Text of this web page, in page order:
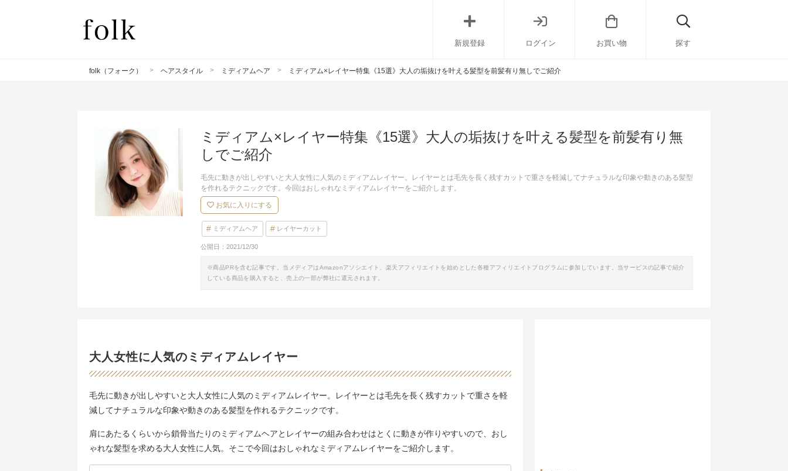
新規登録 ログイン お買い物 探す
folk（フォーク） ヘアスタイル ミディアムヘア ミディアム×レイヤー特集《15選》大人の垢抜けを叶える髪型を前髪有り無しでご紹介
ミディアム×レイヤー特集《15選》大人の垢抜けを叶える髪型を前髪有り無
しでご紹介
毛先に動きが出しやすいと大人女性に人気のミディアムレイヤー。レイヤーとは毛先を長く残すカットで重さを軽減してナチュラルな印象や動きのある髪型
を作れるテクニックです。今回はおしゃれなミディアムレイヤーをご紹介します。
お気に入りにする
ミディアムヘア レイヤーカット
公開日： 2021/12/30
※商品PRを含む記事です。当メディアはAmazonアソシエイト、楽天アフィリエイトを始めとした各種アフィリエイトプログラムに参加しています。当サービスの記事で紹介
している商品を購入すると、売上の一部が弊社に還元されます。
大人女性に人気のミディアムレイヤー
毛先に動きが出しやすいと大人女性に人気のミディアムレイヤー。レイヤーとは毛先を長く残すカットで重さを軽
減してナチュラルな印象や動きのある髪型を作れるテクニックです。
肩にあたるくらいから鎖骨当たりのミディアムヘアとレイヤーの組み合わせはとくに動きが作りやすいので、おし
ゃれな髪型を求める大人女性に人気。そこで今回はおしゃれなミディアムレイヤーをご紹介します。